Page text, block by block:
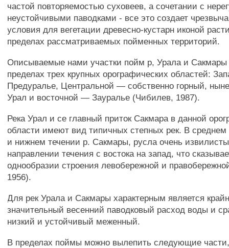
частой повторяемостью суховеев, а сочетании с
неустойчивыми паводками - все это создает
условия для вегетации древесно-кустарн иконой
пределах рассматриваемых пойменных территорий.
Описываемые нами участки пойм р, Урала и
пределах трех крупных орографических областей:
Предуралье, Центральной — собственно горный,
Урал и восточной — Зауралье (Чибилев, 1987).
Река Урал и се главный приток Сакмара в данной
области имеют вид типичных степных рек. В среднем
и нижнем течении р. Сакмары, русла очень
направлении течения с востока на запад, что
однообразии строения левобережной и
1956).
Для рек Урала и Сакмары характерным является
значительный весенний паводковый расход воды и
низкий и устойчивый меженный.
В пределах поймы можно вылепить следующие